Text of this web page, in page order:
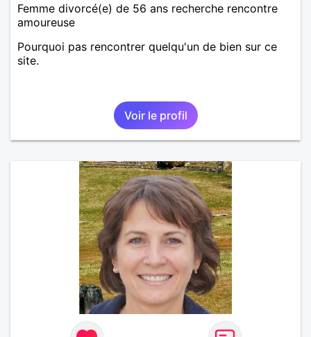
Femme divorcé(e) de 56 ans recherche rencontre
amoureuse
Pourquoi pas rencontrer quelqu'un de bien sur ce
site.
Voir le profil